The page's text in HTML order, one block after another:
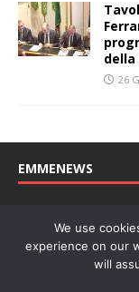
della
26
EMMENEWS
27/04/2011.
soc. coop. P. Iva:
We use
experience on our
will